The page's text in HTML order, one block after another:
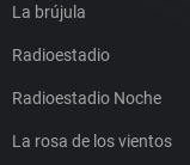
La brújula
Radioestadio
Radioestadio Noche
La rosa de los vientos